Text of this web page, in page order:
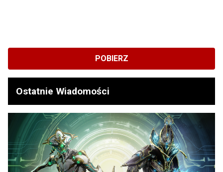
POBIERZ
Ostatnie Wiadomości